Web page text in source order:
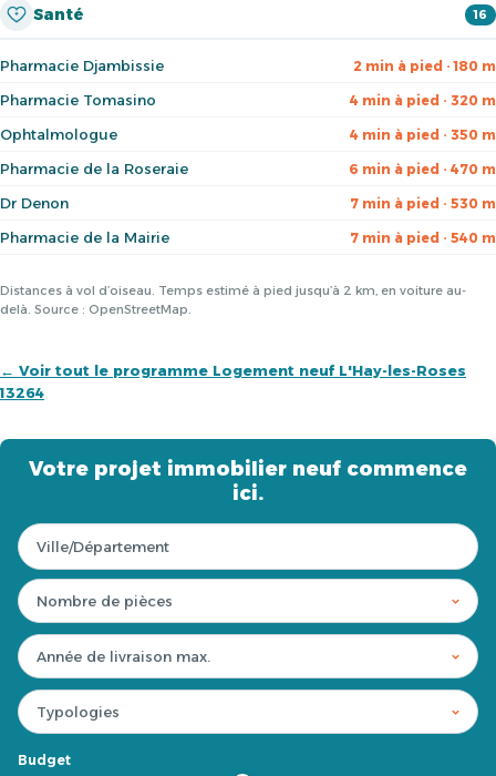
Santé 16
Pharmacie Djambissie 2 min à pied · 180 m
Pharmacie Tomasino 4 min à pied · 320 m
Ophtalmologue 4 min à pied · 350 m
Pharmacie de la Roseraie 6 min à pied · 470 m
Dr Denon 7 min à pied · 530 m
Pharmacie de la Mairie 7 min à pied · 540 m
Distances à vol d’oiseau. Temps estimé à pied jusqu’à 2 km, en voiture au-
delà. Source : OpenStreetMap.
← Voir tout le programme Logement neuf L'Hay-les-Roses
13264
Votre projet immobilier neuf commence
ici.
Budget